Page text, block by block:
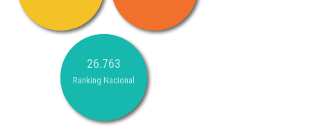
26.763
Ranking Nacional